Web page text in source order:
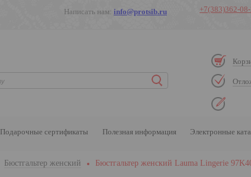
+7(383)362-
Написать нам: info@protsib.ru
Подарочные сертификаты Полезная информация Электронные
Бюстгальтер женский Бюстгальтер женский Lauma Lingerie